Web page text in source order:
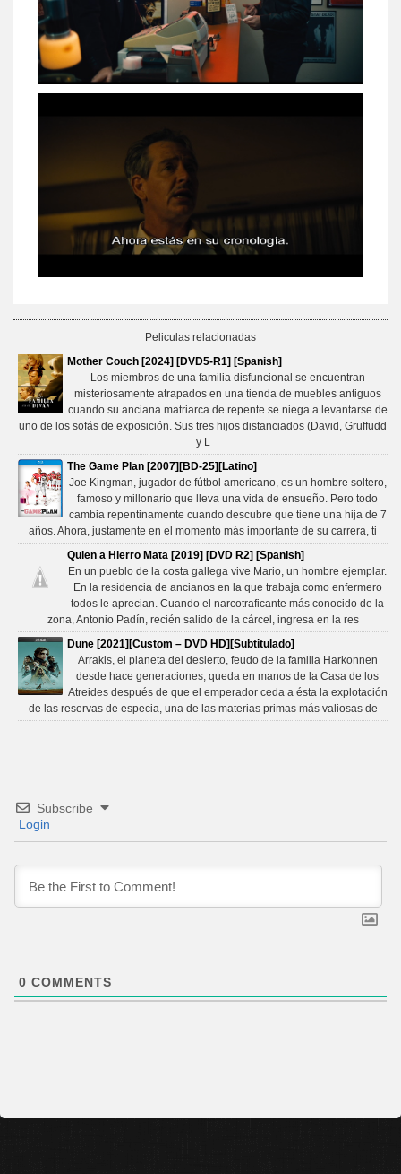
Peliculas relacionadas
Mother Couch [2024] [DVD5-R1] [Spanish]
Los miembros de una familia disfuncional se encuentran
misteriosamente atrapados en una tienda de muebles antiguos
cuando su anciana matriarca de repente se niega a levantarse de
uno de los sofás de exposición. Sus tres hijos distanciados (David, Gruffudd
y L
The Game Plan [2007][BD-25][Latino]
Joe Kingman, jugador de fútbol americano, es un hombre soltero,
famoso y millonario que lleva una vida de ensueño. Pero todo
cambia repentinamente cuando descubre que tiene una hija de 7
años. Ahora, justamente en el momento más importante de su carrera, ti
Quien a Hierro Mata [2019] [DVD R2] [Spanish]
En un pueblo de la costa gallega vive Mario, un hombre ejemplar.
En la residencia de ancianos en la que trabaja como enfermero
todos le aprecian. Cuando el narcotraficante más conocido de la
zona, Antonio Padín, recién salido de la cárcel, ingresa en la res
Dune [2021][Custom – DVD HD][Subtitulado]
Arrakis, el planeta del desierto, feudo de la familia Harkonnen
desde hace generaciones, queda en manos de la Casa de los
Atreides después de que el emperador ceda a ésta la explotación
de las reservas de especia, una de las materias primas más valiosas de
Subscribe
Login
0 COMMENTS